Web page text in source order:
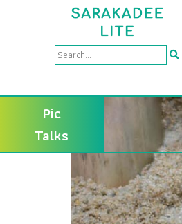
Pic
Talks